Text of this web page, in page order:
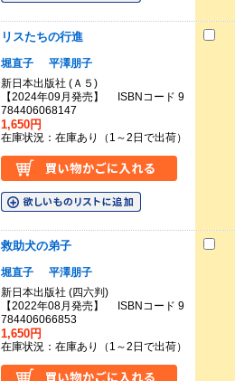
リスたちの行進
堀直子
平澤朋子
新日本出版社 (Ａ５)
【2024年09月発売】 ISBNコード 9
784406068147
1,650円
在庫状況：在庫あり（1～2日で出荷）
救助犬の弟子
堀直子
平澤朋子
新日本出版社 (四六判)
【2022年08月発売】 ISBNコード 9
784406066853
1,650円
在庫状況：在庫あり（1～2日で出荷）